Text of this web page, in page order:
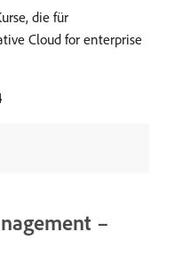
die für
Cloud for enterprise
–